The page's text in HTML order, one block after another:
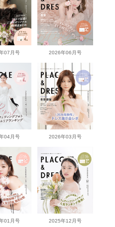
07月号 2026年06月号
04月号 2026年03月号
01月号 2025年12月号